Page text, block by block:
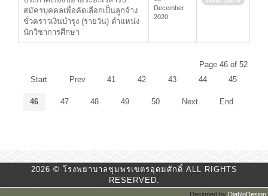
สมัครบุคคลเพื่อคัดเลือกเป็นลูกจ้าง
ชั่วคราวเงินบำรุง (รายวัน) ตำแหน่ง
นักวิชาการศึกษา
December
2020
Page 46 of 52
Start
Prev 41 42 43 44 45
46 47 48 49 50 Next End
2026 © โรงพยาบาลชุมพรเขตรอุดมศักดิ์ ALL RIGHTS
RESERVED.
Designed by DiabloDesign